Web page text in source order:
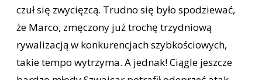
czuł się zwycięzcą. Trudno się było spodziewać,
że Marco, zmęczony już trochę trzydniową
rywalizacją w konkurencjach szybkościowych,
takie tempo wytrzyma. A jednak! Ciągle jeszcze